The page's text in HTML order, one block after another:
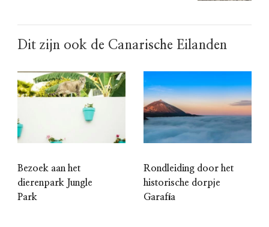
Dit zijn ook de Canarische Eilanden
Bezoek aan het
dierenpark Jungle
Park
Rondleiding door het
historische dorpje
Garafía